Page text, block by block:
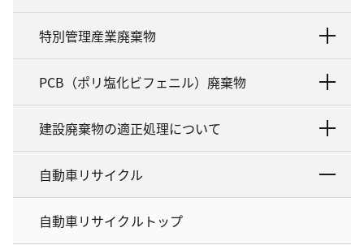
特別管理産業廃棄物
PCB（ポリ塩化ビフェニル）廃棄物
建設廃棄物の適正処理について
自動車リサイクル
自動車リサイクルトップ